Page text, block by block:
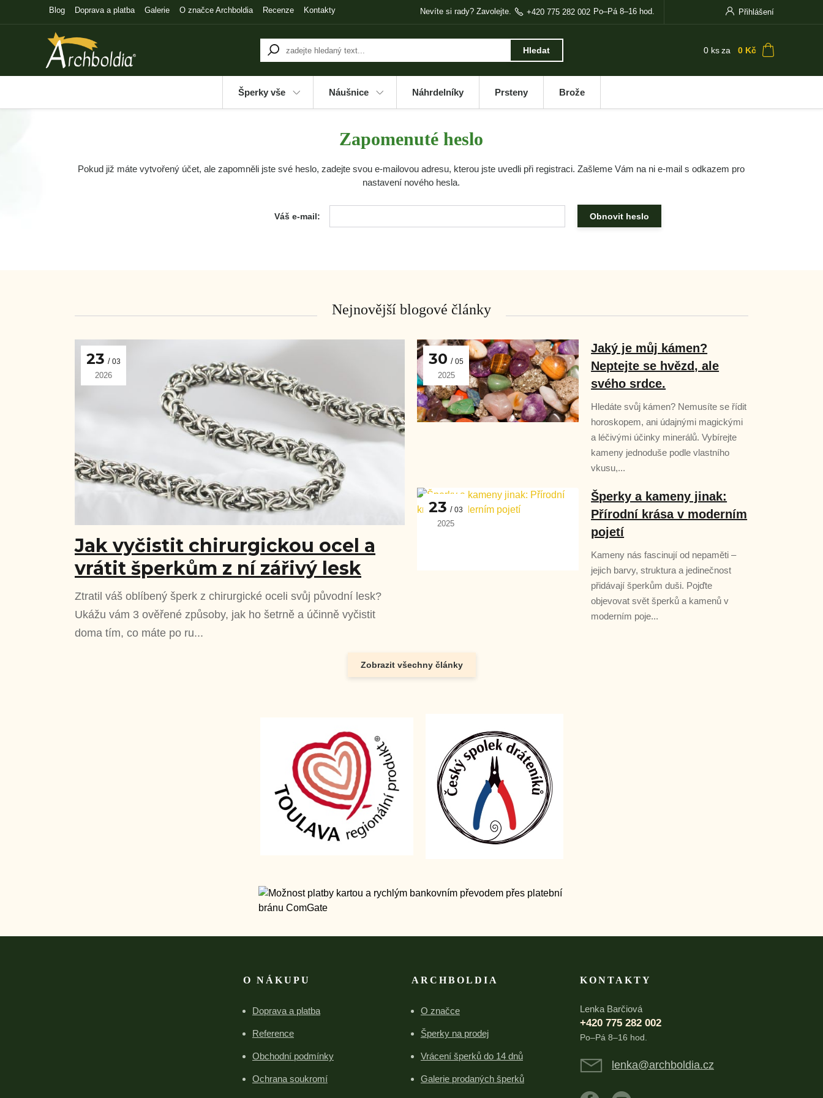
Blog Doprava a platba Galerie O značce Archboldia Recenze Kontakty Přihlášení
Hledat
Nevíte si rady? Zavolejte. +420 775 282 002 Po–Pá 8–16 hod.
0 ksza 0 Kč
Šperky vše Náušnice Náhrdelníky Prsteny Brože
Zapomenuté heslo
Pokud již máte vytvořený účet, ale zapomněli jste své heslo, zadejte svou e-mailovou adresu, kterou jste uvedli při registraci. Zašleme Vám na ni e-mail s odkazem pro
nastavení nového hesla.
Váš e-mail: Obnovit heslo
Nejnovější blogové články
23 03
2026
Jak vyčistit chirurgickou ocel a
vrátit šperkům z ní zářivý lesk
Ztratil váš oblíbený šperk z chirurgické oceli svůj původní lesk?
Ukážu vám 3 ověřené způsoby, jak ho šetrně a účinně vyčistit
doma tím, co máte po ru...
30 05
2025
Jaký je můj kámen?
Neptejte se hvězd, ale
svého srdce.
Hledáte svůj kámen? Nemusíte se řídit
horoskopem, ani údajnými magickými
a léčivými účinky minerálů. Vybírejte
kameny jednoduše podle vlastního
vkusu,...
23 03
2025
Šperky a kameny jinak:
Přírodní krása v moderním
pojetí
Kameny nás fascinují od nepaměti –
jejich barvy, struktura a jedinečnost
přidávají šperkům duši. Pojďte
objevovat svět šperků a kamenů v
moderním poje...
Zobrazit všechny články
O NÁKUPU
Doprava a platba
Reference
Obchodní podmínky
Ochrana soukromí
ARCHBOLDIA
O značce
Šperky na prodej
Vrácení šperků do 14 dnů
Galerie prodaných šperků
KONTAKTY
Lenka Barčiová
+420 775 282 002
Po–Pá 8–16 hod.
lenka@archboldia.cz